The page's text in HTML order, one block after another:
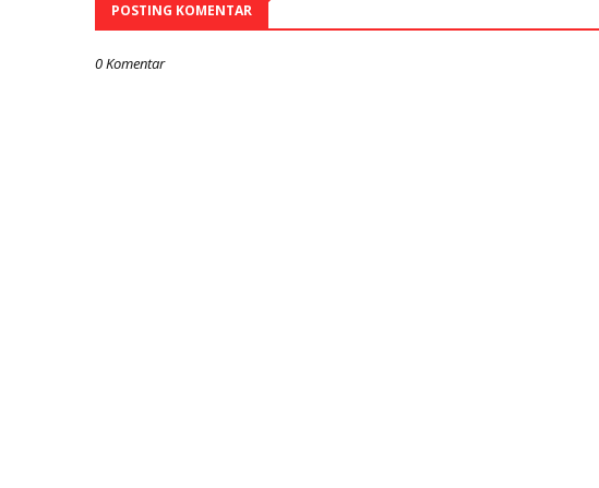
POSTING KOMENTAR
0 Komentar